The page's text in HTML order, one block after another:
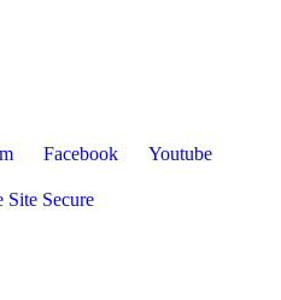
Facebook Youtube